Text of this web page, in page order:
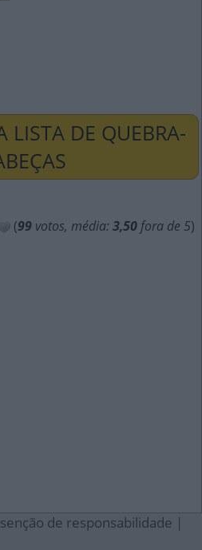
LISTA DE QUEBRA-
(99 votos, média: 3,50 fora de 5)
de responsabilidade |